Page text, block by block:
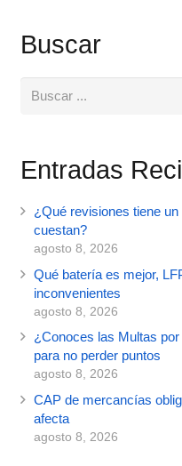
Buscar
Entradas
¿Qué revisiones tiene
cuestan?
agosto 8, 2026
Qué batería es mejor,
inconvenientes
agosto 8, 2026
¿Conoces las Multas
para no perder puntos
agosto 8, 2026
CAP de mercancías
afecta
agosto 8, 2026